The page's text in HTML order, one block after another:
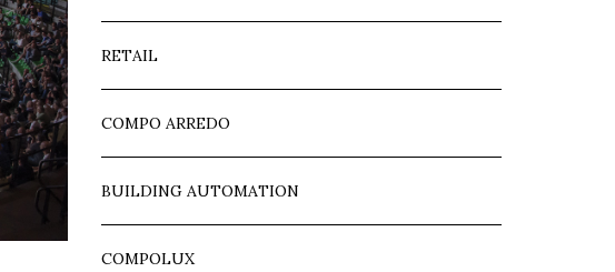
RETAIL
COMPO ARREDO
BUILDING AUTOMATION
COMPOLUX